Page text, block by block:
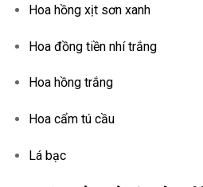
Hoa hồng xịt sơn xanh
Hoa đồng tiền nhí trắng
Hoa hồng trắng
Hoa cẩm tú cầu
Lá bạc